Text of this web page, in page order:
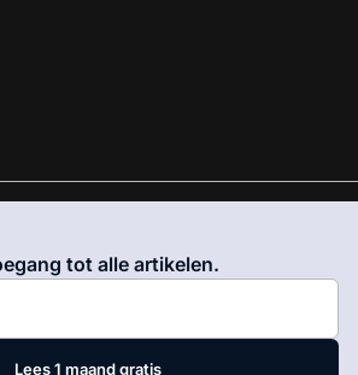
staat. Op gebruik van deze site zijn de
toepassing:Algemene Voorwaarden
tot alle artikelen.
Lees 1 maand gratis